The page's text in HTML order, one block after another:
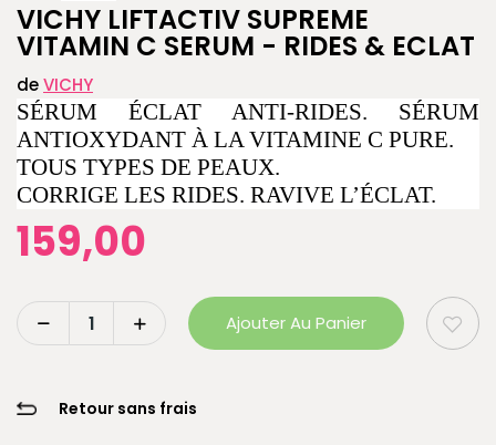
VICHY LIFTACTIV SUPREME
VITAMIN C SERUM - RIDES & ECLAT
deVICHY
SÉRUM ÉCLAT ANTI-RIDES. SÉRUM
ANTIOXYDANT À LA VITAMINE C PURE.
TOUS TYPES DE PEAUX.
CORRIGE LES RIDES. RAVIVE L’ÉCLAT.
159,00
Ajouter Au Panier
Retour sans frais